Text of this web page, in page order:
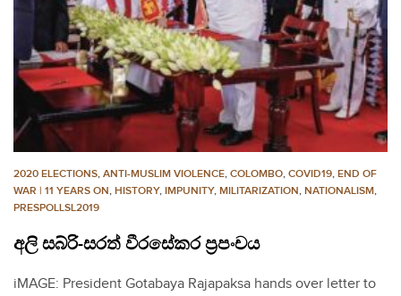
2020 ELECTIONS, ANTI-MUSLIM VIOLENCE, COLOMBO, COVID19, END OF
WAR | 11 YEARS ON, HISTORY, IMPUNITY, MILITARIZATION, NATIONALISM,
PRESPOLLSL2019
අලි සබ්රි-සරත් වීරසේකර ප්‍රපංචය
iMAGE: President Gotabaya Rajapaksa hands over letter to